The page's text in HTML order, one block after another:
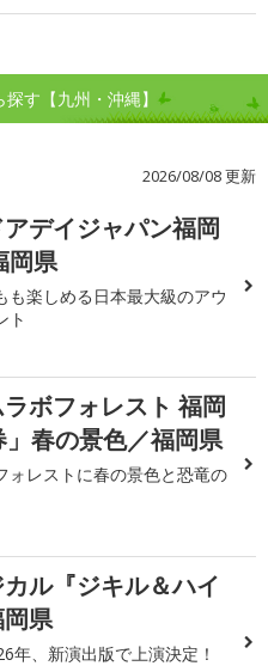
す【九州・沖縄】
2026/08/08 更新
デイジャパン福岡
岡県
も楽しめる日本最大級のアウ
ト
ラボフォレスト 福岡
」春の景色／福岡県
ォレストに春の景色と恐竜の
ル『ジキル＆ハイ
岡県
年、新演出版で上演決定！